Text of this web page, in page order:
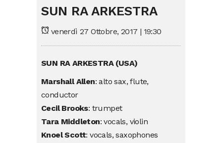
SUN RA ARKESTRA
venerdì 27 Ottobre, 2017 | 19:30
SUN RA ARKESTRA (USA)
Marshall Allen: alto sax, flute,
conductor
Cecil Brooks: trumpet
Tara Middleton: vocals, violin
Knoel Scott: vocals, saxophones